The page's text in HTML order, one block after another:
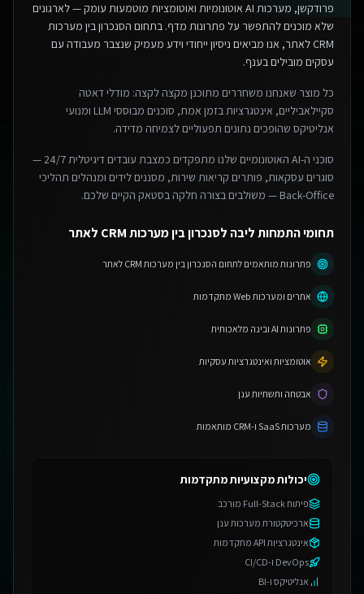
פרודקשן, מערכות AI אוטונומיות ואוטומציות מוטמעות עומק — לארגונים
שלא מוכנים להתפשר על פתרונות מדף. בתחום הסנכרון בין מערכות
CRM לאתר, אנו מביאים ניסיון ייחודי וידע מעמיק שנצבר מעבודה עם
עסקים מובילים בענף.
כל מוצר שאנחנו משחררים מתוכנן מקצה לקצה: מודלי דאטה
סקיילאביליים, אינטגרציות בזמן אמת, סוכנים מבוססי LLM ומנועי
אנליטיקס שהופכים נתונים תפעוליים לצמיחה מדידה.
סוכני ה-AI האוטונומיים שלנו מתפקדים כמצבת עובדים דיגיטלית 24/7 —
סוגרים עסקאות, פותרים קריאות שירות, מסננים לידים ומנהלים תהליכי
Back-Office — משולבים בצורה חלקה בסטאק הקיים שלכם.
תחומי התמחות ליבה לסנכרון בין מערכות CRM לאתר
פתרונות מותאמים לתחום הסנכרון בין מערכות CRM לאתר
אתרים ומערכות Web מתקדמות
פתרונות AI ובינה מלאכותית
אוטומציות ואינטגרציות עסקיות
אבטחה ותשתיות ענן
מערכות SaaS ו-CRM מותאמות
יכולות מקצועיות מתקדמות
פיתוח Full-Stack מורכב
ארכיטקטורת מערכות ענן
אינטגרציות API מתקדמות
DevOps ו-CI/CD
אנליטיקס ו-BI